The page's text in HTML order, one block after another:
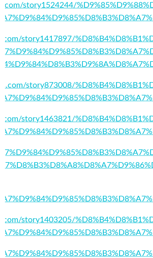
story1524244/
story1417897/
story873008/
story1463821/
story1403205/